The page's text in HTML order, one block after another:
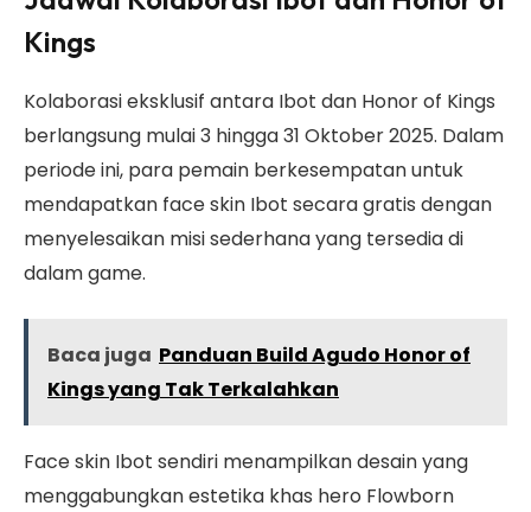
Kings
Kolaborasi eksklusif antara Ibot dan Honor of Kings
berlangsung mulai 3 hingga 31 Oktober 2025. Dalam
periode ini, para pemain berkesempatan untuk
mendapatkan face skin Ibot secara gratis dengan
menyelesaikan misi sederhana yang tersedia di
dalam game.
Baca juga Panduan Build Agudo Honor of
Kings yang Tak Terkalahkan
Face skin Ibot sendiri menampilkan desain yang
menggabungkan estetika khas hero Flowborn